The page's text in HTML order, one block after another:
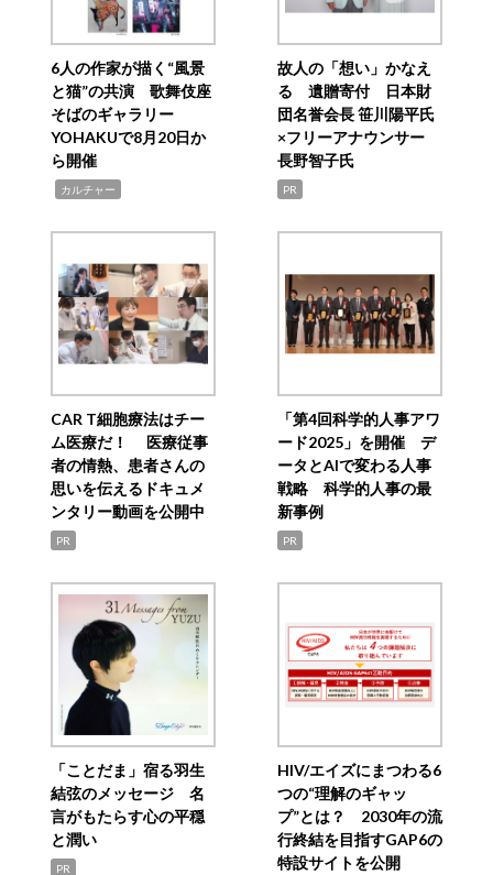
6人の作家が描く“風景
と猫”の共演 歌舞伎座
そばのギャラリー
YOHAKUで8月20日か
ら開催
カルチャー
故人の「想い」かなえ
る 遺贈寄付 日本財
団名誉会長 笹川陽平氏
×フリーアナウンサー
長野智子氏
PR
CAR T細胞療法はチー
ム医療だ！ 医療従事
者の情熱、患者さんの
思いを伝えるドキュメ
ンタリー動画を公開中
PR
「第4回科学的人事アワ
ード2025」を開催 デ
ータとAIで変わる人事
戦略 科学的人事の最
新事例
PR
「ことだま」宿る羽生
結弦のメッセージ 名
言がもたらす心の平穏
と潤い
PR
HIV/エイズにまつわる6
つの“理解のギャッ
プ”とは？ 2030年の流
行終結を目指すGAP6の
特設サイトを公開